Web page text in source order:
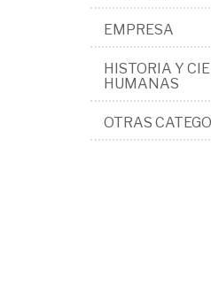
EMPRESA
HISTORIA Y
HUMANAS
OTRAS